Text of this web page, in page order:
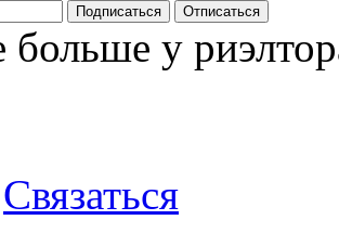
больше у
Связаться